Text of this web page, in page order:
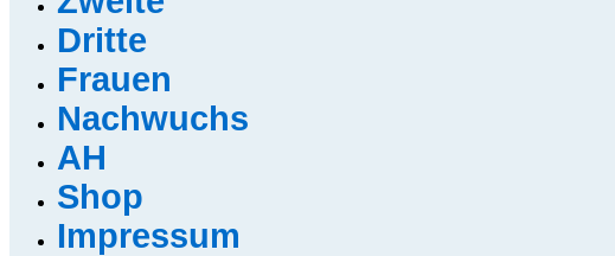
Dritte
Frauen
Nachwuchs
AH
Shop
Impressum